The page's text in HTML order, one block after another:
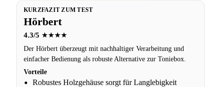
KURZFAZIT ZUM TEST
Hörbert
4.3/5 ★★★★
Der Hörbert überzeugt mit nachhaltiger Verarbeitung und
einfacher Bedienung als robuste Alternative zur Toniebox.
Vorteile
Robustes Holzgehäuse sorgt für Langlebigkeit